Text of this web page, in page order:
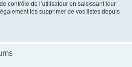
contrôle de l’utilisateur en saisissant leur
les supprimer de vos listes depuis